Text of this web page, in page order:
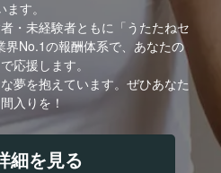
ます。
・未経験者ともに「うたたねセ
界No.1の報酬体系で、あなたの
応援します。
夢を抱えています。ぜひあなた
入りを！
細を見る